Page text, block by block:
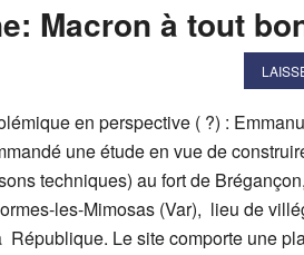
Macron à tout
en perspective ( ?) :
une étude en vue de
techniques) au fort de
les-Mimosas (Var), lieu de
République. Le site comporte une